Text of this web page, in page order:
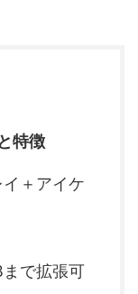
特徴
＋アイケ
で拡張可